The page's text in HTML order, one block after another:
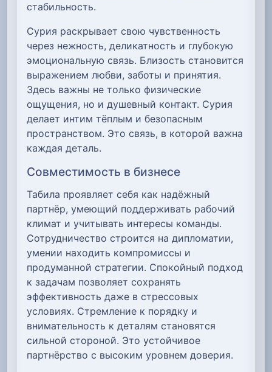
стабильность.
Сурия раскрывает свою чувственность
через нежность, деликатность и глубокую
эмоциональную связь. Близость становится
выражением любви, заботы и принятия.
Здесь важны не только физические
ощущения, но и душевный контакт. Сурия
делает интим тёплым и безопасным
пространством. Это связь, в которой важна
каждая деталь.
Совместимость в бизнесе
Табила проявляет себя как надёжный
партнёр, умеющий поддерживать рабочий
климат и учитывать интересы команды.
Сотрудничество строится на дипломатии,
умении находить компромиссы и
продуманной стратегии. Спокойный подход
к задачам позволяет сохранять
эффективность даже в стрессовых
условиях. Стремление к порядку и
внимательность к деталям становятся
сильной стороной. Это устойчивое
партнёрство с высоким уровнем доверия.